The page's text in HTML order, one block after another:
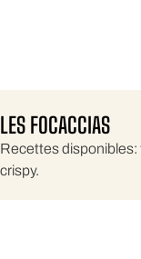
LES FOCACCIAS
Recettes
crispy.